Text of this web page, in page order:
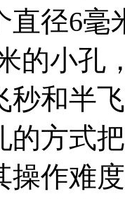
直径6
的小孔
秒和半
的方式
操作难